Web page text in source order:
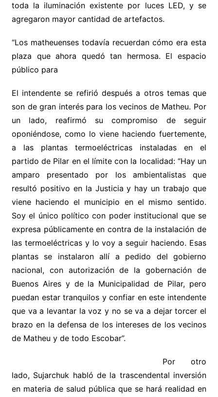
toda la iluminación existente por luces LED, y se
agregaron mayor cantidad de artefactos.
“Los matheuenses todavía recuerdan cómo era esta
plaza que ahora quedó tan hermosa. El espacio
público para
El intendente se refirió después a otros temas que
son de gran interés para los vecinos de Matheu. Por
un lado, reafirmó su compromiso de seguir
oponiéndose, como lo viene haciendo fuertemente,
a las plantas termoeléctricas instaladas en el
partido de Pilar en el límite con la localidad: “Hay un
amparo presentado por los ambientalistas que
resultó positivo en la Justicia y hay un trabajo que
viene haciendo el municipio en el mismo sentido.
Soy el único político con poder institucional que se
expresa públicamente en contra de la instalación de
las termoeléctricas y lo voy a seguir haciendo. Esas
plantas se instalaron allí a pedido del gobierno
nacional, con autorización de la gobernación de
Buenos Aires y de la Municipalidad de Pilar, pero
puedan estar tranquilos y confiar en este intendente
que va a levantar la voz y no se va a dejar torcer el
brazo en la defensa de los intereses de los vecinos
de Matheu y de todo Escobar”.
Por otro
lado, Sujarchuk habló de la trascendental inversión
en materia de salud pública que se hará realidad en